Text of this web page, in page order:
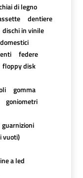
di legno
dentiere
dischi in vinile
federe
floppy disk
gomma
goniometri
guarnizioni
vuoti)
a led